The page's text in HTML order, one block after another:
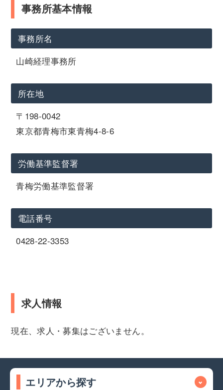
事務所基本情報
事務所名
山崎経理事務所
所在地
〒198-0042
東京都青梅市東青梅4-8-6
労働基準監督署
青梅労働基準監督署
電話番号
0428-22-3353
求人情報
現在、求人・募集はございません。
エリアから探す